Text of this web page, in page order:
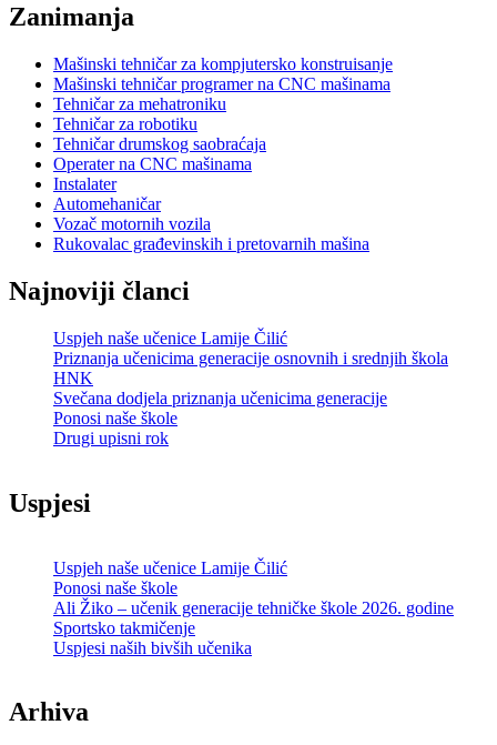
Zanimanja
Mašinski tehničar za kompjutersko konstruisanje
Mašinski tehničar programer na CNC mašinama
Tehničar za mehatroniku
Tehničar za robotiku
Tehničar drumskog saobraćaja
Operater na CNC mašinama
Instalater
Automehaničar
Vozač motornih vozila
Rukovalac građevinskih i pretovarnih mašina
Najnoviji članci
Uspjeh naše učenice Lamije Čilić
Priznanja učenicima generacije osnovnih i srednjih škola
HNK
Svečana dodjela priznanja učenicima generacije
Ponosi naše škole
Drugi upisni rok
Uspjesi
Uspjeh naše učenice Lamije Čilić
Ponosi naše škole
Ali Žiko – učenik generacije tehničke škole 2026. godine
Sportsko takmičenje
Uspjesi naših bivših učenika
Arhiva